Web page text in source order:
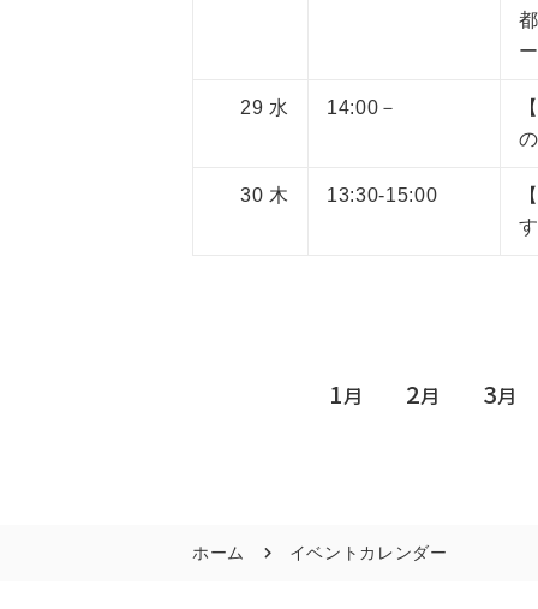
29 水 14:00－
30 木 13:30-15:00
1月 2月 3月
ホーム イベントカレンダー